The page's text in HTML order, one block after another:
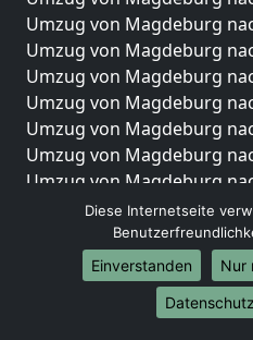
Umzug von Magdeburg
Umzug von Magdeburg
Umzug von Magdeburg
Umzug von Magdeburg
Umzug von Magdeburg
Umzug von Magdeburg
Umzug von Magdeburg
Umzug von Magdeburg
Umzug von Magdeburg
Umzug von Magdeburg
Umzug von Magdeburg
Umzug von Magdeburg
Diese Internetseite
Einverstanden
Nur